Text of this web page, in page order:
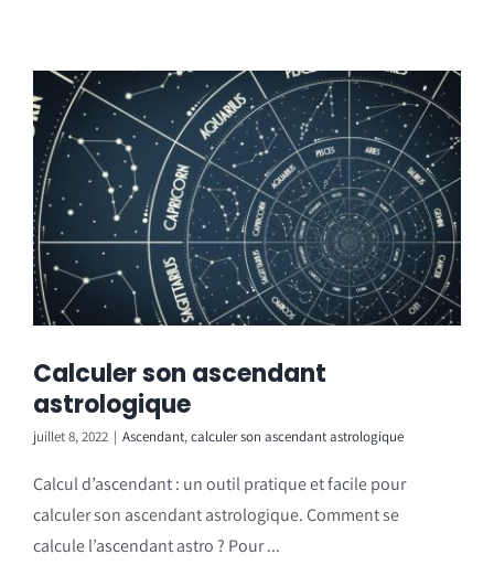
Calculer son ascendant
astrologique
juillet 8, 2022 | Ascendant,calculer son ascendant astrologique
Calcul d’ascendant : un outil pratique et facile pour
calculer son ascendant astrologique. Comment se
calcule l’ascendant astro ? Pour ...